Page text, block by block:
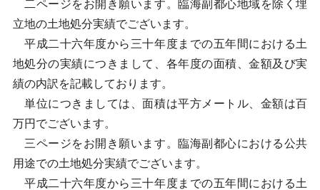
二ページをお開き願います。臨海副都心地域を除く埋
立地の土地処分実績でございます。
平成二十六年度から三十年度までの五年間における土
地処分の実績につきまして、各年度の面積、金額及び実
績の内訳を記載しております。
単位につきましては、面積は平方メートル、金額は百
万円でございます。
三ページをお開き願います。臨海副都心における公共
用途での土地処分実績でございます。
平成二十六年度から三十年度までの五年間における土